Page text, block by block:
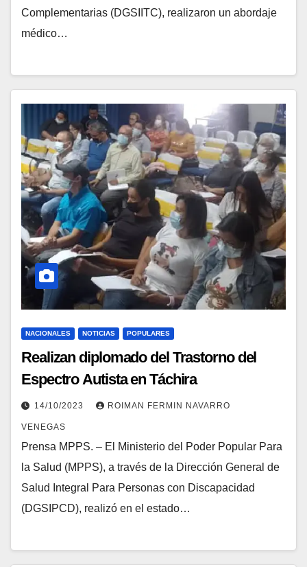
Complementarias (DGSIITC), realizaron un abordaje
médico…
NACIONALES NOTICIAS POPULARES
Realizan diplomado del Trastorno del
Espectro Autista en Táchira
14/10/2023 ROIMAN FERMIN NAVARRO
VENEGAS
Prensa MPPS. – El Ministerio del Poder Popular Para
la Salud (MPPS), a través de la Dirección General de
Salud Integral Para Personas con Discapacidad
(DGSIPCD), realizó en el estado…